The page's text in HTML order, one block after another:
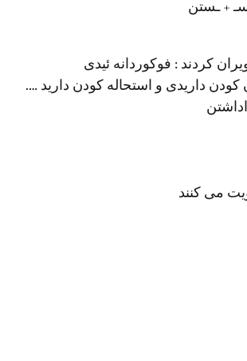
+ ـستن
کردند : فوکوردانه ئیدی
داریدی و استحاله کودن دارید ….
می کنند